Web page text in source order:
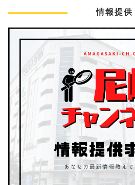
情報提供